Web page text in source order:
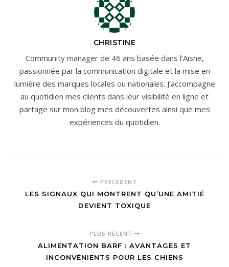
CHRISTINE
Community manager de 46 ans basée dans l’Aisne,
passionnée par la communication digitale et la mise en
lumière des marques locales ou nationales. J’accompagne
au quotidien mes clients dans leur visibilité en ligne et
partage sur mon blog mes découvertes ainsi que mes
expériences du quotidien.
PRÉCÉDENT
LES SIGNAUX QUI MONTRENT QU’UNE AMITIÉ
DEVIENT TOXIQUE
PLUS RÉCENT
ALIMENTATION BARF : AVANTAGES ET
INCONVÉNIENTS POUR LES CHIENS